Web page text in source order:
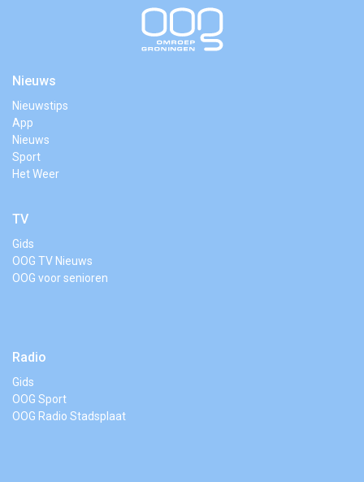
Nieuws
Nieuwstips
App
Nieuws
Sport
Het Weer
TV
Gids
OOG TV Nieuws
OOG voor senioren
Radio
Gids
OOG Sport
OOG Radio Stadsplaat